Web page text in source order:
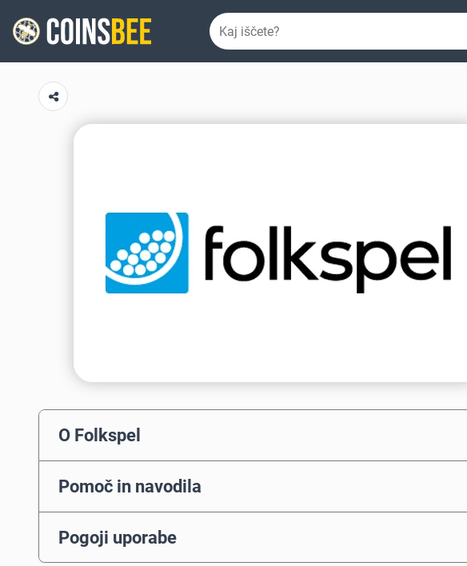
O Folkspel
Pomoč in navodila
Pogoji uporabe